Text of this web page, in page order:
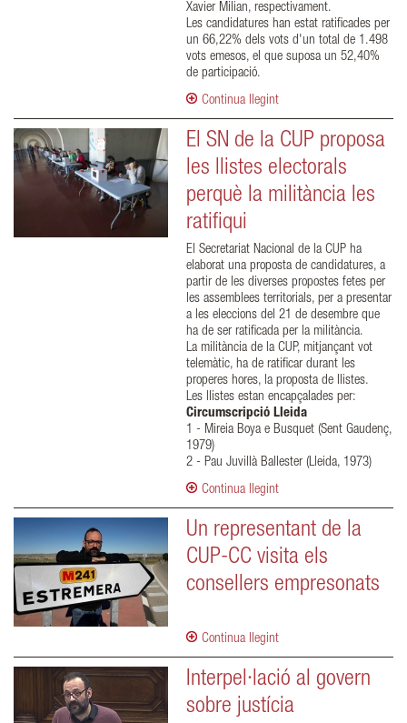
Xavier Milian, respectivament.
Les candidatures han estat ratificades per
un 66,22% dels vots d'un total de 1.498
vots emesos, el que suposa un 52,40%
de participació.
Continua llegint
El SN de la CUP proposa
les llistes electorals
perquè la militància les
ratifiqui
El Secretariat Nacional de la CUP ha
elaborat una proposta de candidatures, a
partir de les diverses propostes fetes per
les assemblees territorials, per a presentar
a les eleccions del 21 de desembre que
ha de ser ratificada per la militància.
La militància de la CUP, mitjançant vot
telemàtic, ha de ratificar durant les
properes hores, la proposta de llistes.
Les llistes estan encapçalades per:
Circumscripció Lleida
1 - Mireia Boya e Busquet (Sent Gaudenç,
1979)
2 - Pau Juvillà Ballester (Lleida, 1973)
Continua llegint
Un representant de la
CUP-CC visita els
consellers empresonats
Continua llegint
Interpel·lació al govern
sobre justícia